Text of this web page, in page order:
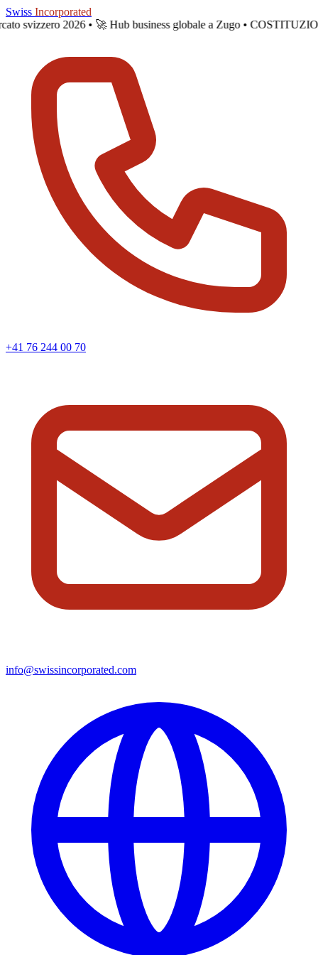
Skip to main content
Swiss Incorporated
svizzero 2026 • 🚀 Hub business globale a Zugo •
+41 76 244 00 70
info@swissincorporated.com